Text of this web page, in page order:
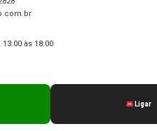
13:00 às 18:00
Ligar